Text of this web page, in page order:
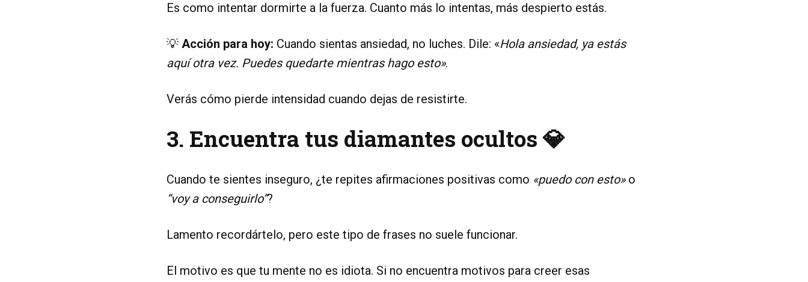
Es como intentar dormirte a la fuerza. Cuanto más lo intentas, más despierto estás.
💡 Acción para hoy: Cuando sientas ansiedad, no luches. Dile: «Hola ansiedad, ya estás
aquí otra vez. Puedes quedarte mientras hago esto».
Verás cómo pierde intensidad cuando dejas de resistirte.
3. Encuentra tus diamantes ocultos 💎
Cuando te sientes inseguro, ¿te repites afirmaciones positivas como «puedo con esto»o
“voy a conseguirlo”?
Lamento recordártelo, pero este tipo de frases no suele funcionar.
El motivo es que tu mente no es idiota. Si no encuentra motivos para creer esas